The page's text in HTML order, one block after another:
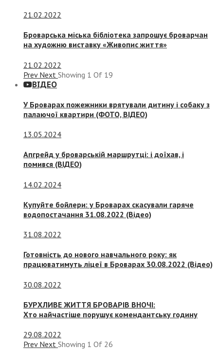
21.02.2022
Броварська міська бібліотека запрошує броварчан
на художню виставку «Живопис життя»
21.02.2022
Prev Next Showing 1 Of 19
ВІДЕО
У Броварах пожежники врятували дитину і собаку з
палаючої квартири (ФОТО, ВІДЕО)
13.05.2024
Апгрейд у броварській маршрутці: і доїхав, і
помився (ВІДЕО)
14.02.2024
Купуйте бойлери: у Броварах скасували гаряче
водопостачання 31.08.2022 (Відео)
31.08.2022
Готовність до нового навчального року: як
працюватимуть ліцеї в Броварах 30.08.2022 (Відео)
30.08.2022
БУРХЛИВЕ ЖИТТЯ БРОВАРІВ ВНОЧІ:
Хто найчастіше порушує комендантську годину
29.08.2022
Prev Next Showing 1 Of 26